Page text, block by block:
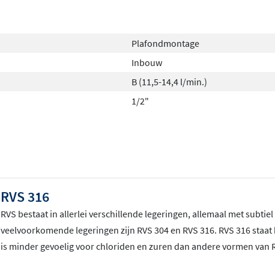
Plafondmontage
Inbouw
B (11,5-14,4 l/min.)
1/2"
RVS 316
RVS bestaat in allerlei verschillende legeringen, allemaal met
veelvoorkomende legeringen zijn RVS 304 en RVS 316. RVS 316
is minder gevoelig voor chloriden en zuren dan andere vormen van